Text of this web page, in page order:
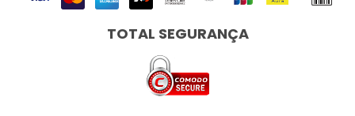
TOTAL SEGURANÇA